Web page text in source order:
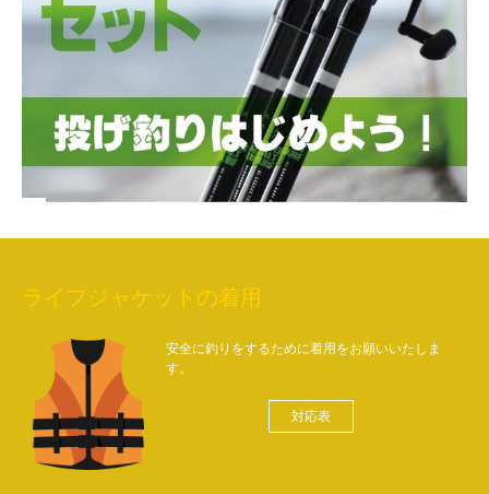
ライフジャケットの着用
安全に釣りをするために着用をお願いいたしま
す。
対応表